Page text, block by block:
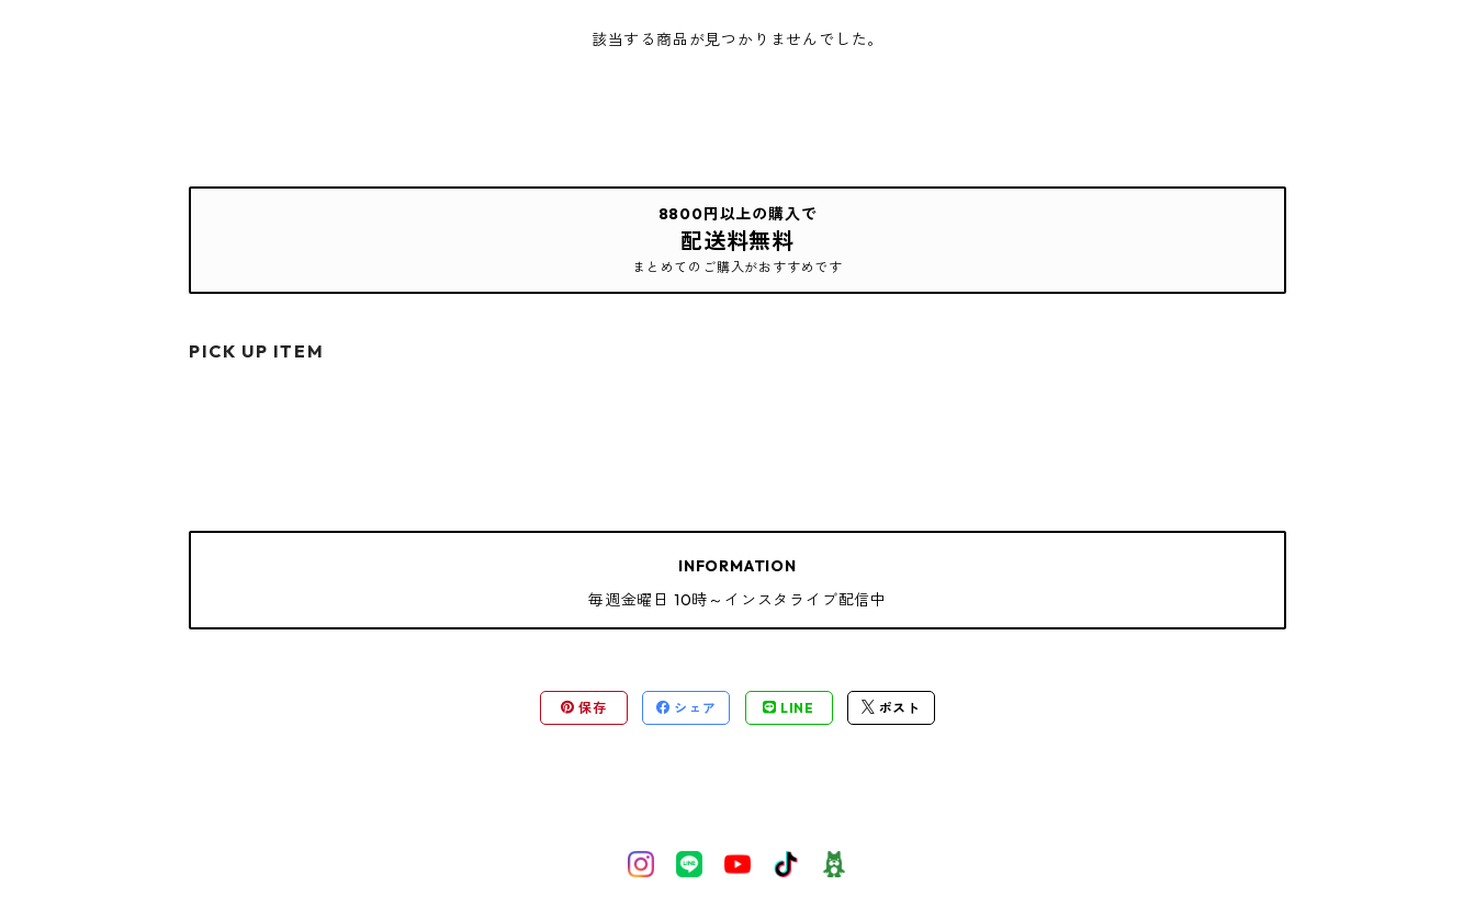
該当する商品が見つかりませんでした。
8800円以上の購入で
配送料無料
まとめてのご購入がおすすめです
PICK UP ITEM
INFORMATION
毎週金曜日 10時～インスタライブ配信中
保存 シェア LINE ポスト